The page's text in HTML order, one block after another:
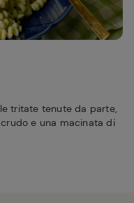
tritate tenute da parte,
e una macinata di